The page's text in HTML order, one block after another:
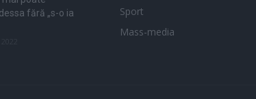
fără „s-o ia
Sport
Mass-media